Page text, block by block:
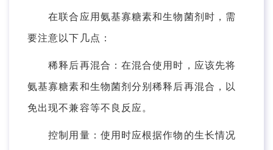
在联合应用氨基寡糖素和生物菌剂时，需
要注意以下几点：
稀释后再混合：在混合使用时，应该先将
氨基寡糖素和生物菌剂分别稀释后再混合，以
免出现不兼容等不良反应。
控制用量：使用时应根据作物的生长情况